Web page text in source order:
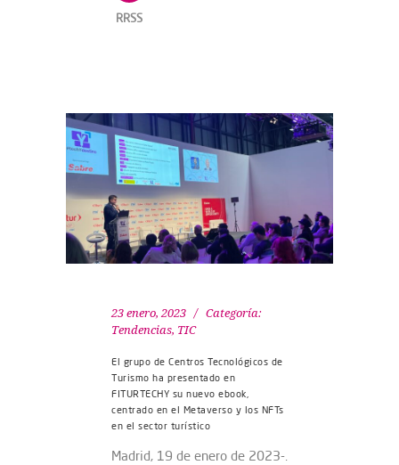
RRSS
23 enero, 2023
Categoría:
Tendencias, TIC
El grupo de Centros Tecnológicos de
Turismo ha presentado en
FITURTECHY su nuevo ebook,
centrado en el Metaverso y los NFTs
en el sector turístico
Madrid, 19 de enero de 2023-.